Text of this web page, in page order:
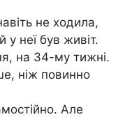
не ходила,
у неї був живіт.
на 34-му тижні.
ніж повинно
Але